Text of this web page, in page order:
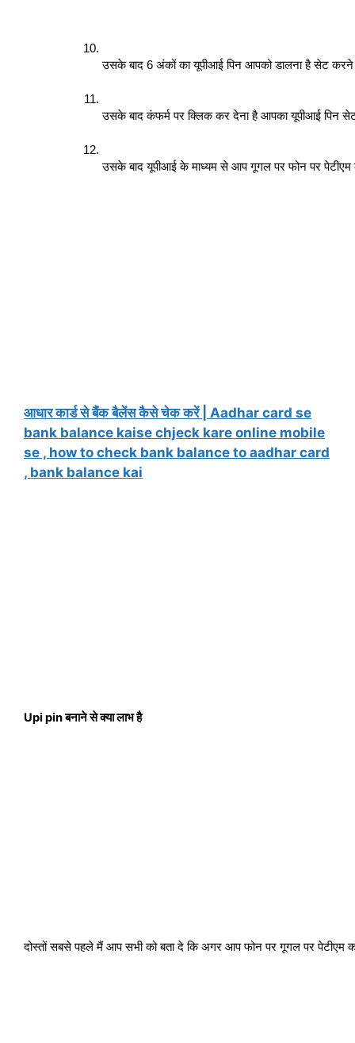
उसके बाद 6 अंकों का यूपीआई पिन आपको डालना है सेट
उसके बाद कंफर्म पर क्लिक कर देना है आपका यूपीआई पिन सेट
उसके बाद यूपीआई के माध्यम से आप गूगल पर फोन पर पेटीएम
आधार कार्ड से बैंक बैलेंस कैसे चेक करें | Aadhar card se
bank balance kaise chjeck kare online mobile
se , how to check bank balance to aadhar card
, bank balance kai
Upi pin बनाने से क्या लाभ है
दोस्तों सबसे पहले मैं आप सभी को बता दे कि अगर आप फोन पर गूगल पर पेटीएम